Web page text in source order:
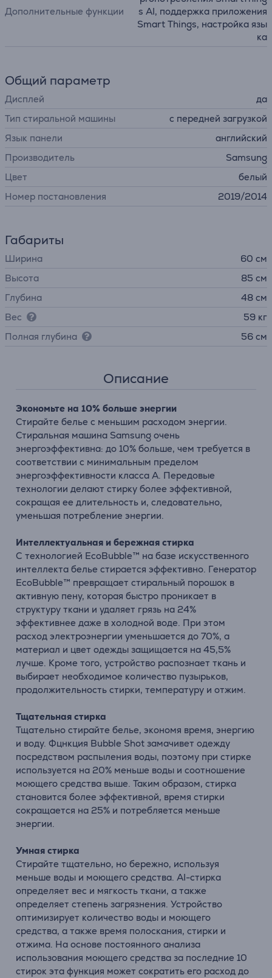
Дополнительные функции
s AI, поддержка приложения
Smart Things, настройка язы
ка
Общий параметр
Дисплей
да
Тип стиральной машины
с передней загрузкой
Язык панели
английский
Производитель
Samsung
Цвет
белый
Номер постановления
2019/2014
Габариты
Ширина
60 см
Высота
85 см
Глубина
48 см
Вес
59 кг
Полная глубина
56 см
Описание
Экономьте на 10% больше энергии
Стирайте белье с меньшим расходом энергии.
Стиральная машина Samsung очень
энергоэффективна: до 10% больше, чем требуется в
соответствии с минимальным пределом
энергоэффективности класса А. Передовые
технологии делают стирку более эффективной,
сокращая ее длительность и, следовательно,
уменьшая потребление энергии.
Интеллектуальная и бережная стирка
С технологией EcoBubble™ на базе искусственного
интеллекта белье стирается эффективно. Генератор
EcoBubble™ превращает стиральный порошок в
активную пену, которая быстро проникает в
структуру ткани и удаляет грязь на 24%
эффективнее даже в холодной воде. При этом
расход электроэнергии уменьшается до 70%, а
материал и цвет одежды защищается на 45,5%
лучше. Кроме того, устройство распознает ткань и
выбирает необходимое количество пузырьков,
продолжительность стирки, температуру и отжим.
Тщательная стирка
Тщательно стирайте белье, экономя время, энергию
и воду. Фцнкция Bubble Shot замачивет одежду
посредством распыления воды, поэтому при стирке
используется на 20% меньше воды и соотношение
моющего средства выше. Таким образом, стирка
становится более эффективной, время стирки
сокращается на 25% и потребляется меньше
энергии.
Умная стирка
Стирайте тщательно, но бережно, используя
меньше воды и моющего средства. AI-стирка
определяет вес и мягкость ткани, а также
определяет степень загрязнения. Устройство
оптимизирует количество воды и моющего
средства, а также время полоскания, стирки и
отжима. На основе постоянного анализа
использования моющего средства за последние 10
стирок эта функция может сократить его расход до